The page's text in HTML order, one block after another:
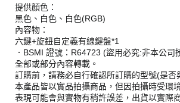
提供顏色：
黑色、白色、白色(RGB)
內容物：
六鍵+旋鈕自定義有線鍵盤*1
．BSMI 證號：R64723 (盜用必究:非本公司
全部或部分內容轉載。
訂購前，請務必自行確認所訂購的型號(是否
本產品皆以實品拍攝商品，但因拍攝時受環
表現可能會與實物有稍許誤差，出貨以實際